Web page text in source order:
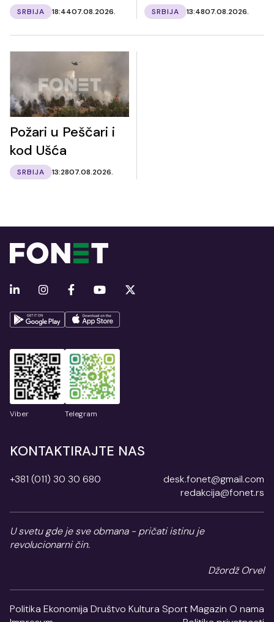
SRBIJA 18:4407.08.2026. SRBIJA 13:4807.08.2026.
Požari u Peščari i
kod Ušća
SRBIJA 13:2807.08.2026.
Viber Telegram
KONTAKTIRAJTE NAS
+381 (011) 30 30 680
desk.fonet@gmail.com
redakcija@fonet.rs
U svetu gde je sve obmana - pričati istinu je
revolucionarni čin.
Džordž Orvel
Politika Ekonomija Društvo Kultura SportMagazin O nama